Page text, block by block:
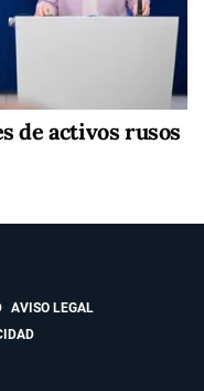
de activos rusos
AVISO LEGAL